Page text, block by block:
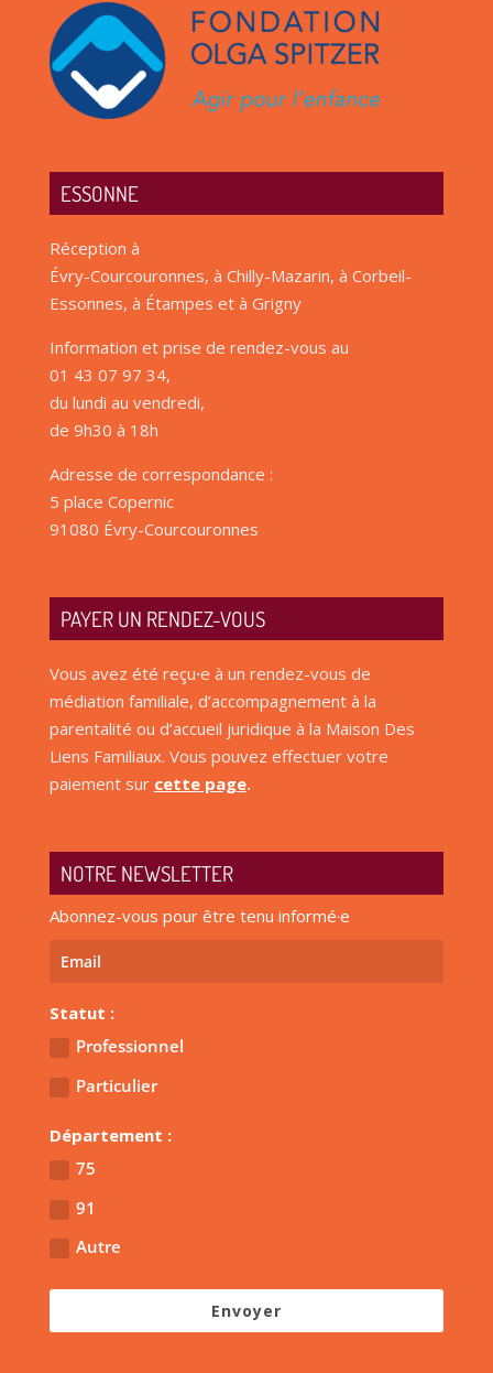
ESSONNE
Réception à
Évry-Courcouronnes, à Chilly-Mazarin, à Corbeil-
Essonnes, à Étampes et à Grigny
Information et prise de rendez-vous au
01 43 07 97 34,
du lundi au vendredi,
de 9h30 à 18h
Adresse de correspondance :
5 place Copernic
91080 Évry-Courcouronnes
PAYER UN RENDEZ-VOUS
Vous avez été reçu·e à un rendez-vous de
médiation familiale, d’accompagnement à la
parentalité ou d’accueil juridique à la Maison Des
Liens Familiaux. Vous pouvez effectuer votre
paiement sur cette page.
NOTRE NEWSLETTER
Abonnez-vous pour être tenu informé·e
Statut :
Professionnel
Particulier
Département :
75
91
Autre
Envoyer